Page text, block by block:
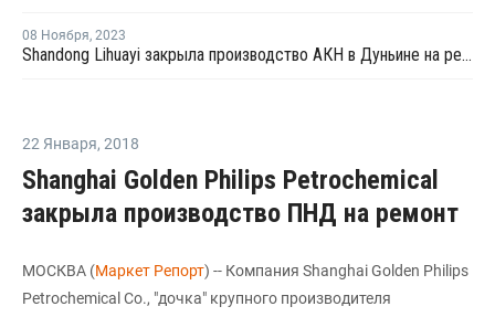
08 Ноября, 2023
Shandong Lihuayi закрыла производство АКН в Дуньине на ремонт
22 Января, 2018
Shanghai Golden Philips Petrochemical
закрыла производство ПНД на ремонт
МОСКВА (Маркет Репорт) -- Компания Shanghai Golden Philips
Petrochemical Co., "дочка" крупного производителя